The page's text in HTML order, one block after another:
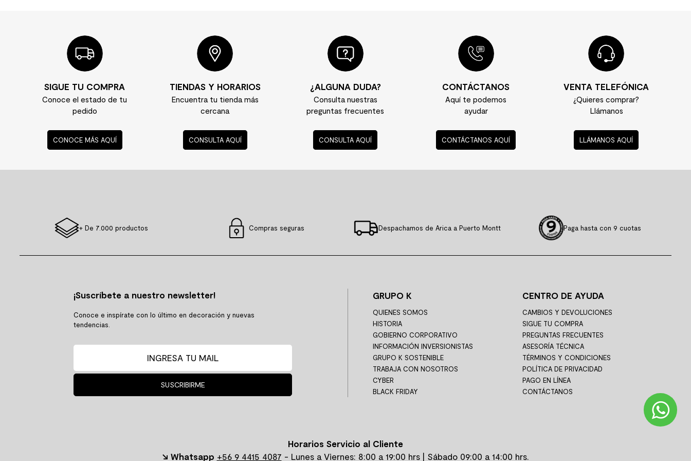
SIGUE TU COMPRA
Conoce el estado de tu
pedido
CONOCE MÁS AQUÍ
TIENDAS Y HORARIOS
Encuentra tu tienda más
cercana
CONSULTA AQUÍ
¿ALGUNA DUDA?
Consulta nuestras
preguntas frecuentes
CONSULTA AQUÍ
CONTÁCTANOS
Aquí te podemos
ayudar
CONTÁCTANOS AQUÍ
VENTA TELEFÓNICA
¿Quieres comprar?
Llámanos
LLÁMANOS AQUÍ
+ De 7.000 productos Compras seguras Despachamos de Arica a Puerto Montt Paga hasta con 9 cuotas
¡Suscríbete a nuestro newsletter!
Conoce e inspírate con lo último en decoración y nuevas
tendencias.
SUSCRIBIRME
GRUPO K
QUIENES SOMOS
HISTORIA
GOBIERNO CORPORATIVO
INFORMACIÓN INVERSIONISTAS
GRUPO K SOSTENIBLE
TRABAJA CON NOSOTROS
CYBER
BLACK FRIDAY
CENTRO DE AYUDA
CAMBIOS Y DEVOLUCIONES
SIGUE TU COMPRA
PREGUNTAS FRECUENTES
ASESORÍA TÉCNICA
TÉRMINOS Y CONDICIONES
POLÍTICA DE PRIVACIDAD
PAGO EN LÍNEA
CONTÁCTANOS
Horarios Servicio al Cliente
↘ Whatsapp +56 9 4415 4087 - Lunes a Viernes: 8:00 a 19:00 hrs | Sábado 09:00 a 14:00 hrs.